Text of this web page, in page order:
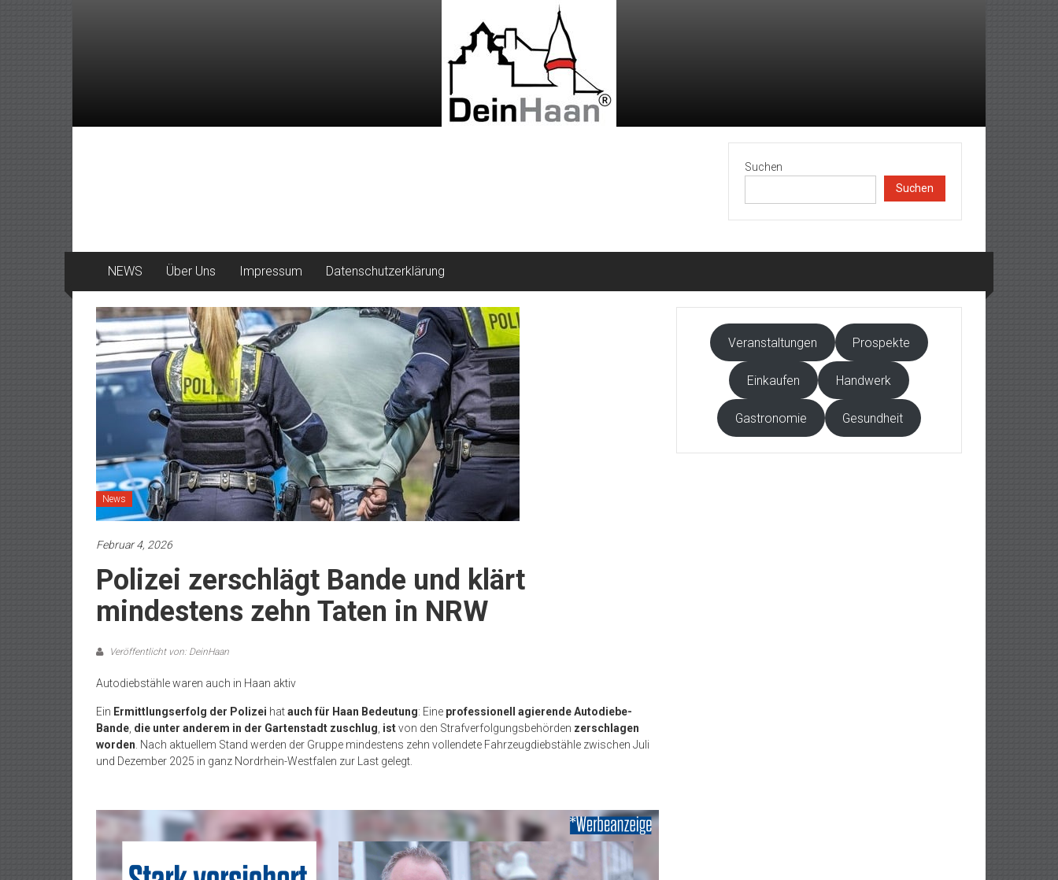
Suchen
Suchen
NEWS Über Uns Impressum Datenschutzerklärung
News
Februar 4, 2026
Polizei zerschlägt Bande und klärt
mindestens zehn Taten in NRW
Veröffentlicht von: DeinHaan
Autodiebstähle waren auch in Haan aktiv
Ein Ermittlungserfolg der Polizei hatauch für Haan Bedeutung: Eine professionell agierende Autodiebe-
Bande die unter anderem in der Gartenstadt zuschlug istvon den Strafverfolgungsbehörden zerschlagen
worden . Nach aktuellem Stand werden der Gruppe mindestens zehn vollendete Fahrzeugdiebstähle zwischen Juli
und Dezember 2025 in ganz Nordrhein-Westfalen zur Last gelegt.
Veranstaltungen Prospekte
Einkaufen Handwerk
Gastronomie Gesundheit